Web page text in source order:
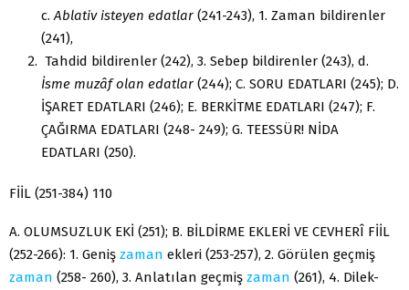
c. Ablativ isteyen edatlar (241-243), 1. Zaman bildirenler
(241),
Tahdid bildirenler (242), 3. Sebep bildirenler (243), d.
İsme muzâf olan edatlar (244); C. SORU EDATLARI (245); D.
İŞARET EDATLARI (246); E. BERKİTME EDATLARI (247); F.
ÇAĞIRMA EDATLARI (248- 249); G. TEESSÜR! NİDA
EDATLARI (250).
FİİL (251-384) 110
A. OLUMSUZLUK EKİ (251); B. BİLDİRME EKLERİ VE CEVHERÎ FİİL
(252-266): 1. Geniş zaman ekleri (253-257), 2. Görülen geçmiş
zaman (258- 260), 3. Anlatılan geçmiş zaman (261), 4. Dilek-